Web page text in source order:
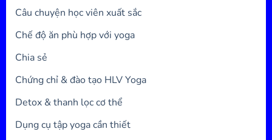
Câu chuyện học viên xuất sắc
Chế độ ăn phù hợp với yoga
Chia sẻ
Chứng chỉ & đào tạo HLV Yoga
Detox & thanh lọc cơ thể
Dụng cụ tập yoga cần thiết